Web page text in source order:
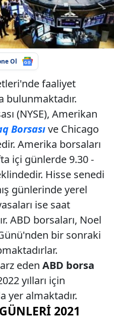
Ol
faaliyet
bulunmaktadır.
(NYSE), Amerikan
Borsasıve Chicago
Amerika borsaları
içi günlerde 9.30 -
Hisse senedi
günlerinde yerel
ise saat
ABD borsaları, Noel
bir sonraki
eden ABD borsa
yılları için
yer almaktadır.
2021